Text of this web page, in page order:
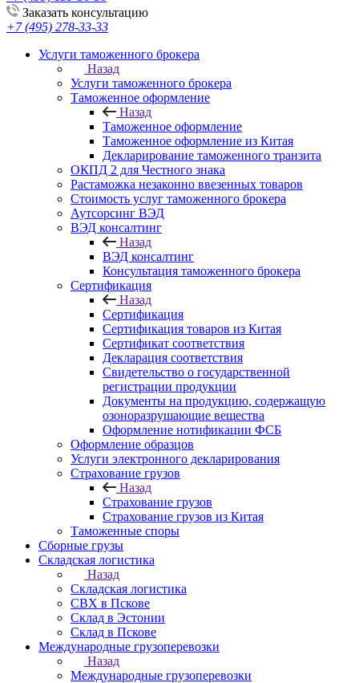
Заказать консультацию
+7 (495) 278-33-33
Услуги таможенного брокера
Назад
Услуги таможенного брокера
Таможенное оформление
Назад
Таможенное оформление
Таможенное оформление из Китая
Декларирование таможенного транзита
ОКПД 2 для Честного знака
Растаможка незаконно ввезенных товаров
Стоимость услуг таможенного брокера
Аутсорсинг ВЭД
ВЭД консалтинг
Назад
ВЭД консалтинг
Консультация таможенного брокера
Сертификация
Назад
Сертификация
Сертификация товаров из Китая
Сертификат соответствия
Декларация соответствия
Свидетельство о государственной
регистрации продукции
Документы на продукцию, содержащую
озоноразрушающие вещества
Оформление нотификации ФСБ
Оформление образцов
Услуги электронного декларирования
Страхование грузов
Назад
Страхование грузов
Страхование грузов из Китая
Таможенные споры
Сборные грузы
Складская логистика
Назад
Складская логистика
СВХ в Пскове
Склад в Эстонии
Склад в Пскове
Международные грузоперевозки
Назад
Международные грузоперевозки